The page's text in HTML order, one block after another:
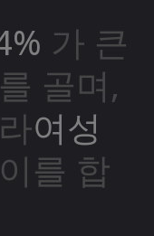
가 큰
골며,
여성
를 합